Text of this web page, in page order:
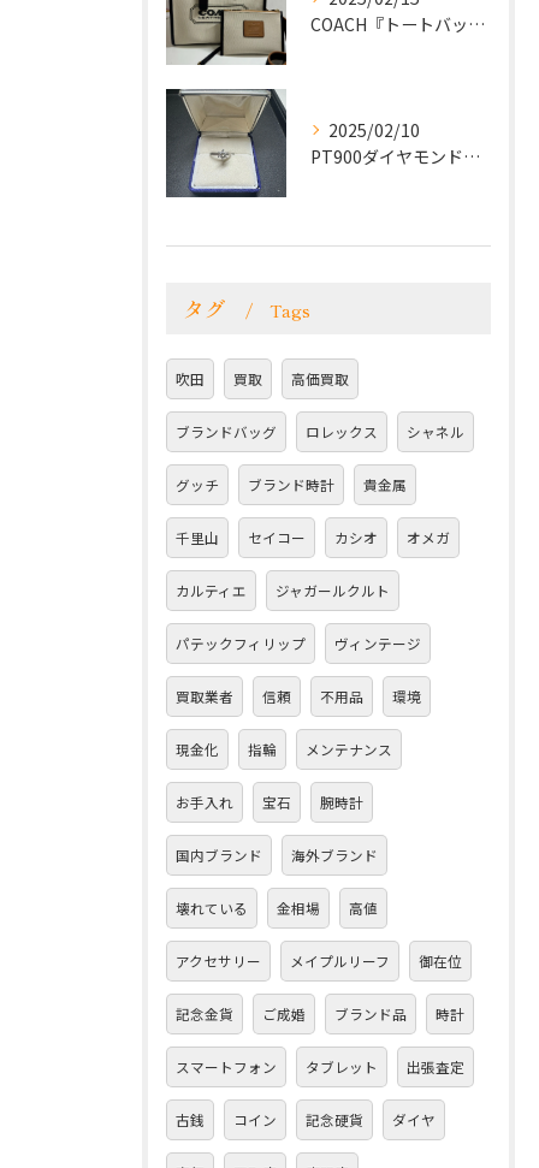
COACH『トートバッグ』をお買取致しました！
2025/02/10
PT900ダイヤモンドリングをお買取致しました！
タグ Tags
吹田 買取 高価買取
ブランドバッグ ロレックス シャネル
グッチ ブランド時計 貴金属
千里山 セイコー カシオ オメガ
カルティエ ジャガールクルト
パテックフィリップ ヴィンテージ
買取業者 信頼 不用品 環境
現金化 指輪 メンテナンス
お手入れ 宝石 腕時計
国内ブランド 海外ブランド
壊れている 金相場 高値
アクセサリー メイプルリーフ 御在位
記念金貨 ご成婚 ブランド品 時計
スマートフォン タブレット 出張査定
古銭 コイン 記念硬貨 ダイヤ